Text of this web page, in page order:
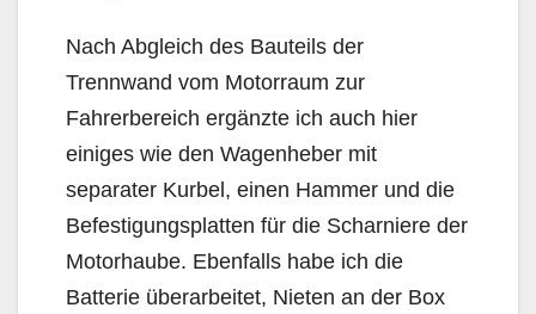
Nach Abgleich des Bauteils der
Trennwand vom Motorraum zur
Fahrerbereich ergänzte ich auch hier
einiges wie den Wagenheber mit
separater Kurbel, einen Hammer und die
Befestigungsplatten für die Scharniere der
Motorhaube. Ebenfalls habe ich die
Batterie überarbeitet, Nieten an der Box